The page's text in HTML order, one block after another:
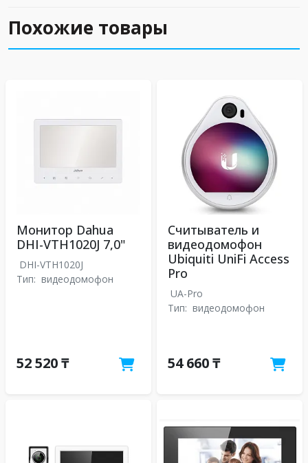
Похожие товары
Монитор Dahua
DHI-VTH1020J 7,0"
DHI-VTH1020J
Тип: видеодомофон
52 520 ₸
Считыватель и
видеодомофон
Ubiquiti UniFi Access
Pro
UA-Pro
Тип: видеодомофон
54 660 ₸